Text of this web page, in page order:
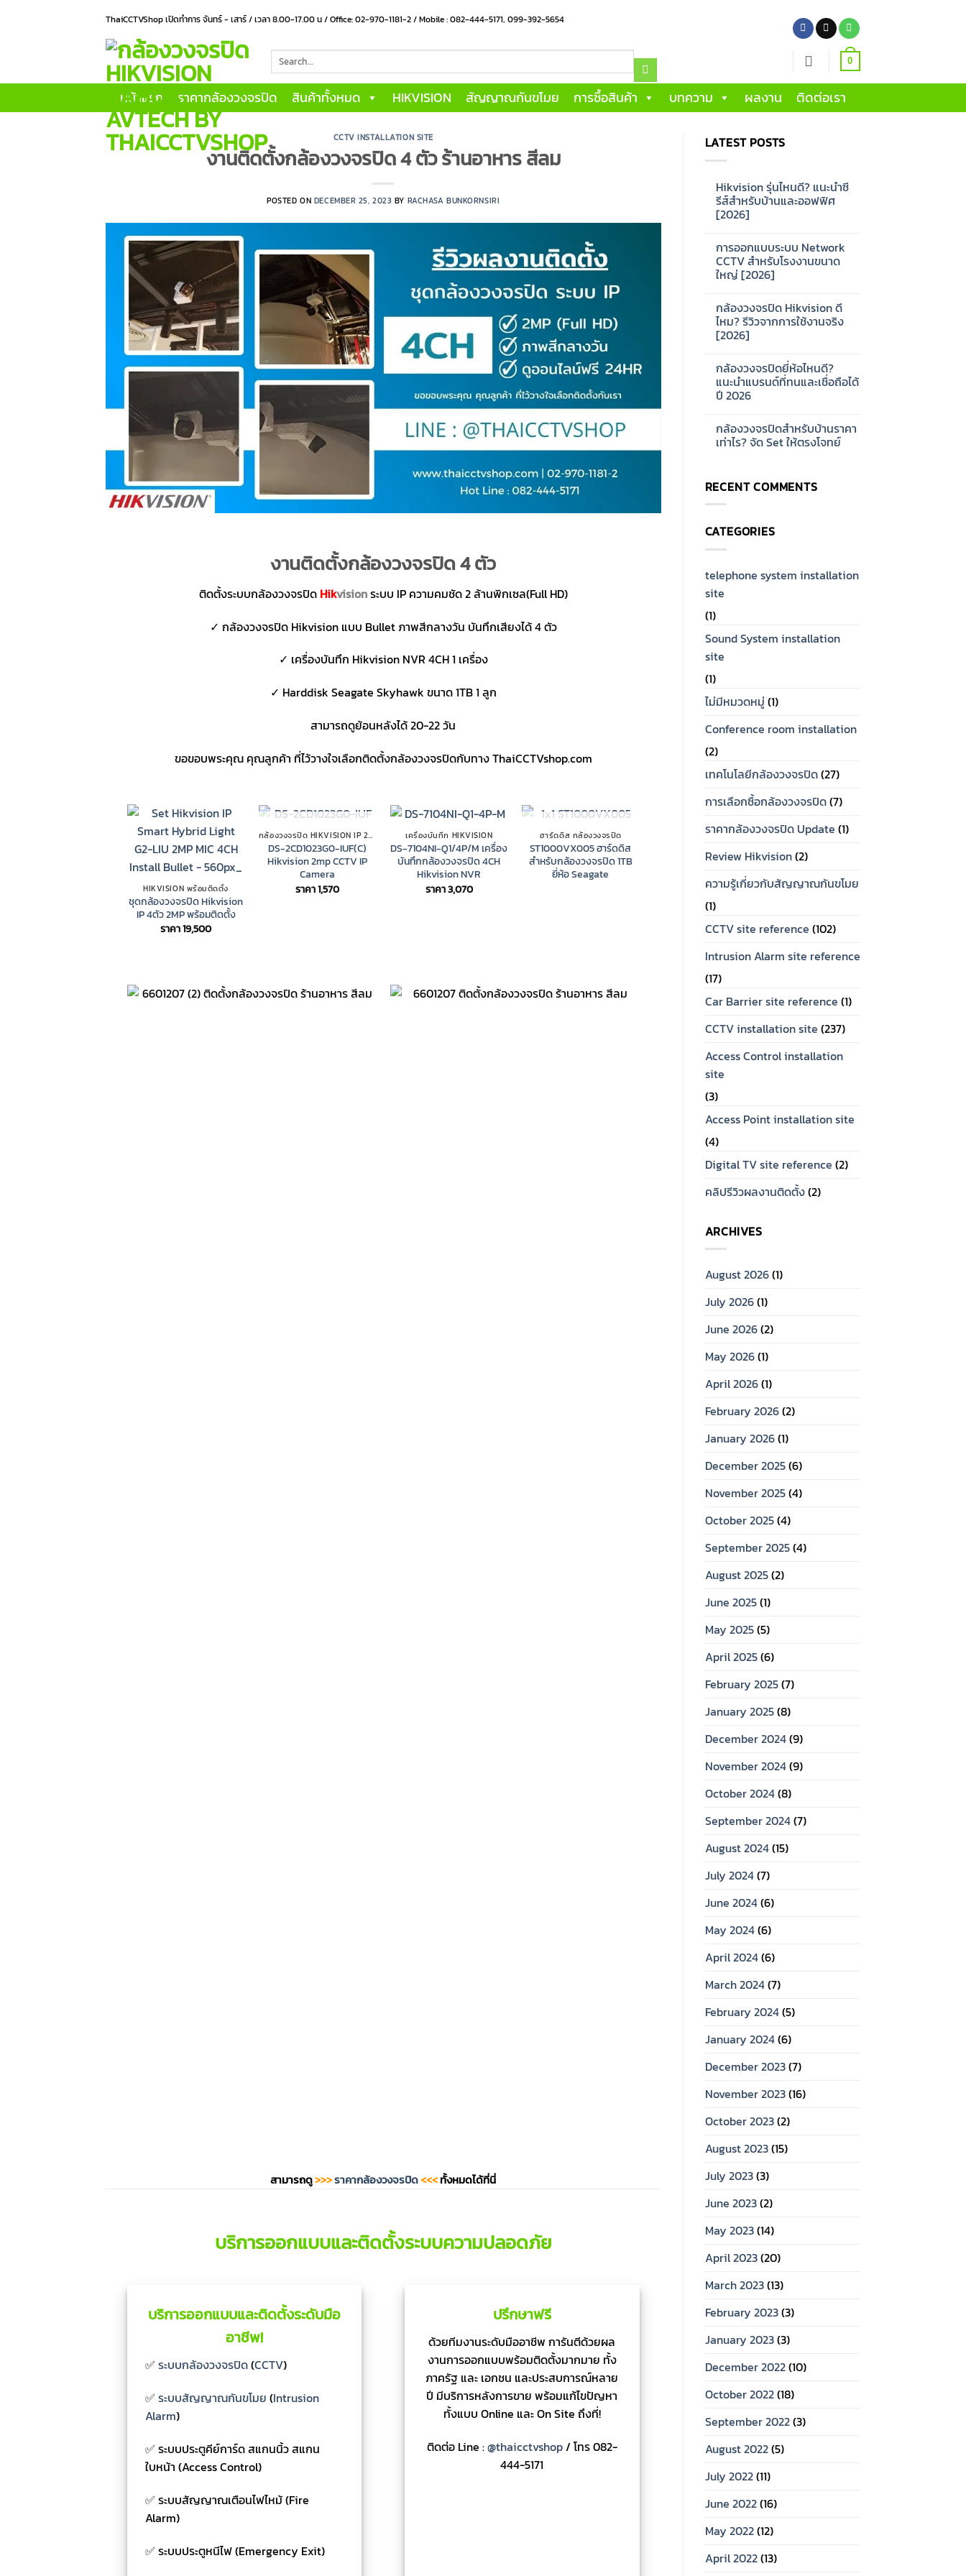
ThaiCCTVShop เปิดทำการ จันทร์ - เสาร์ / เวลา 8.00-17.00 น / Office: 02-970-1181-2 / Mobile : 082-444-5171, 099-392-5654
for:
0
หน้าแรก ราคากล้องวงจรปิด สินค้าทั้งหมด HIKVISION สัญญาณกันขโมย การซื้อสินค้า บทความ ผลงาน ติดต่อเรา
CCTV INSTALLATION SITE
งานติดตั้งกล้องวงจรปิด 4 ตัว ร้านอาหาร สีลม
POSTED ON DECEMBER 25, 2023 BY RACHASA BUNKORNSIRI
งานติดตั้งกล้องวงจรปิด 4 ตัว
ติดตั้งระบบกล้องวงจรปิด Hikvisionระบบ IP ความคมชัด 2 ล้านพิกเซล(Full HD)
✓ กล้องวงจรปิด Hikvision แบบ Bullet ภาพสีกลางวัน บันทึกเสียงได้ 4 ตัว
✓ เครื่องบันทึก Hikvision NVR 4CH 1 เครื่อง
✓ Harddisk Seagate Skyhawk ขนาด 1TB 1 ลูก
สามารถดูย้อนหลังได้ 20-22 วัน
ขอขอบพระคุณ คุณลูกค้า ที่ไว้วางใจเลือกติดตั้งกล้องวงจรปิดกับทาง ThaiCCTVshop.com
HIKVISION พร้อมติดตั้ง
ชุดกล้องวงจรปิด Hikvision
IP 4ตัว 2MP พร้อมติดตั้ง
ราคา19,500
OUT OF STOCK กล้องวงจรปิด HIKVISION IP 2MP
DS-2CD1023G0-IUF(C)
Hikvision 2mp CCTV IP
Camera
ราคา1,570
เครื่องบันทึก HIKVISION
DS-7104NI-Q1/4P/M เครื่อง
บันทึกกล้องวงจรปิด 4CH
Hikvision NVR
ราคา3,070
OUT OF STOCK
ฮาร์ดดิส กล้องวงจรปิด
ST1000VX005 ฮาร์ดดิส
สำหรับกล้องวงจรปิด 1TB
ยี่ห้อ Seagate
สามารถดู>>>ราคากล้องวงจรปิด<<<ทั้งหมดได้ที่นี่
บริการออกแบบและติดตั้งระบบความปลอดภัย
บริการออกแบบและติดตั้งระดับมือ
อาชีพ!
✅ ระบบกล้องวงจรปิด(CCTV)
✅ ระบบสัญญาณกันขโมย (Intrusion
Alarm)
✅ ระบบประตูคีย์การ์ด สแกนนิ้ว สแกน
ใบหน้า (Access Control)
✅ ระบบสัญญาณเตือนไฟไหม้ (Fire
Alarm)
✅ ระบบประตูหนีไฟ (Emergency Exit)
ปรึกษาฟรี
ด้วยทีมงานระดับมืออาชีพ การันตีด้วยผล
งานการออกแบบพร้อมติดตั้งมากมาย ทั้ง
ภาครัฐ และ เอกชน และประสบการณ์หลาย
ปี มีบริการหลังการขาย พร้อมแก้ไขปัญหา
ทั้งแบบ Online และ On Site ถึงที่!
ติดต่อ Line :@thaicctvshop/ โทร 082-
444-5171
LATEST POSTS
Hikvision รุ่นไหนดี? แนะนำซี
รีส์สำหรับบ้านและออฟฟิศ
[2026]
on
Hikvision
รุ่น
ไหน
ซี
รีส์
สำหรับ
บ้าน
และ
การออกแบบระบบ Network
CCTV สำหรับโรงงานขนาด
ใหญ่ [2026]
on
การ
ออกแบบ
ระบบ
สำหรับ
โรงงาน
ขนาด
ใหญ่
[2026]
กล้องวงจรปิด Hikvision ดี
ไหม? รีวิวจากการใช้งานจริง
[2026]
on
กล้อง
วงจรปิด
Hikvision
รีวิว
จาก
การ
[2026]
กล้องวงจรปิดยี่ห้อไหนดี?
แนะนำแบรนด์ที่ทนและเชื่อถือได้
ปี 2026
on
กล้อง
วงจรปิด
แนะนำ
แบรนด์
ที่
เชื่อ
ได้
กล้องวงจรปิดสำหรับบ้านราคา
เท่าไร? จัด Set ให้ตรงโจทย์
กล้อง
วงจรปิด
สำหรับ
เท่าไร?
Set
โจทย์
RECENT COMMENTS
CATEGORIES
telephone system installation
site
(1)
Sound System installation
site
(1)
ไม่มีหมวดหมู่ (1)
Conference room installation
(2)
เทคโนโลยีกล้องวงจรปิด(27)
การเลือกซื้อกล้องวงจรปิด(7)
ราคากล้องวงจรปิด Update (1)
Review Hikvision(2)
ความรู้เกี่ยวกับสัญญาณกันขโมย
(1)
CCTV site reference (102)
Intrusion Alarm site reference
(17)
Car Barrier site reference (1)
CCTV installation site (237)
Access Control installation
site
(3)
Access Point installation site
(4)
Digital TV site reference (2)
คลิปรีวิวผลงานติดตั้ง(2)
ARCHIVES
August 2026(1)
July 2026(1)
June 2026(2)
May 2026(1)
April 2026(1)
February 2026(2)
January 2026(1)
December 2025(6)
November 2025(4)
October 2025(4)
September 2025(4)
August 2025(2)
June 2025(1)
May 2025(5)
April 2025(6)
February 2025(7)
January 2025(8)
December 2024(9)
November 2024(9)
October 2024(8)
September 2024(7)
August 2024(15)
July 2024(7)
June 2024(6)
May 2024(6)
April 2024(6)
March 2024(7)
February 2024(5)
January 2024(6)
December 2023(7)
November 2023(16)
October 2023(2)
August 2023(15)
July 2023(3)
June 2023(2)
May 2023(14)
April 2023(20)
March 2023(13)
February 2023(3)
January 2023(3)
December 2022(10)
October 2022(18)
September 2022(3)
August 2022(5)
July 2022(11)
June 2022(16)
May 2022(12)
April 2022(13)